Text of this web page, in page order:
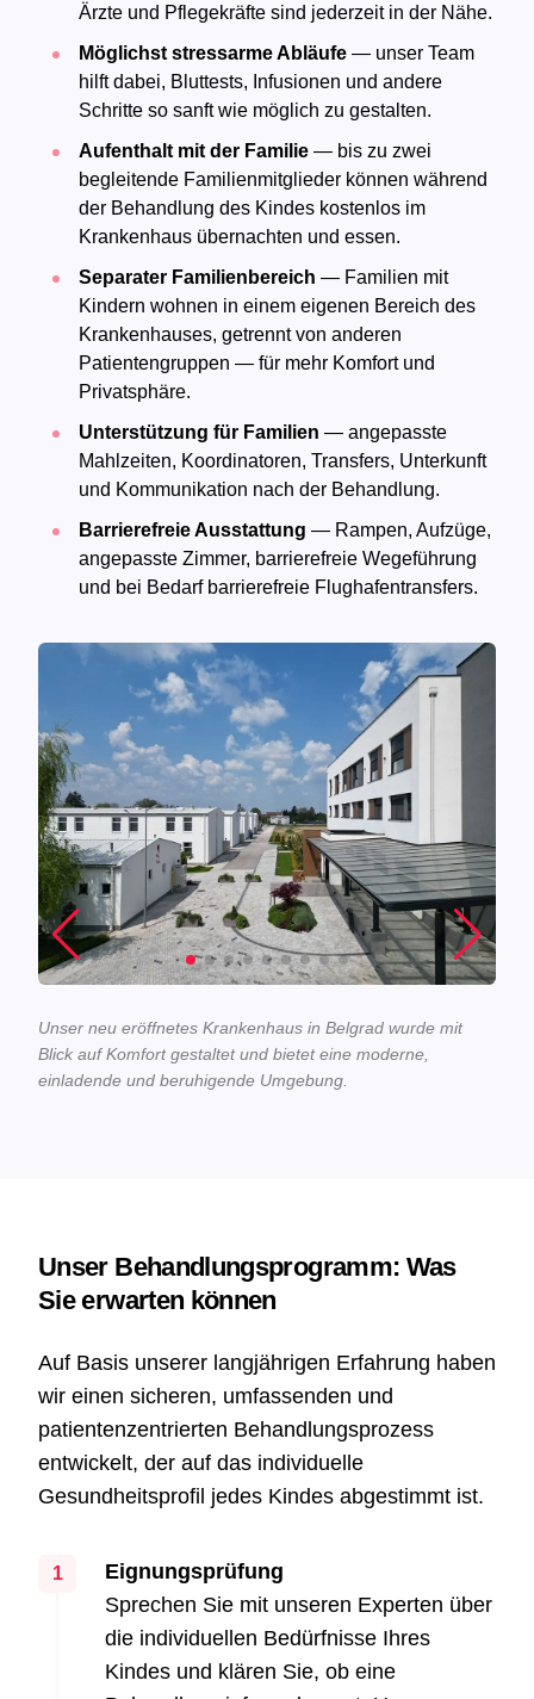
Ärzte und Pflegekräfte sind jederzeit in der Nähe.
Möglichst stressarme Abläufe — unser Team
hilft dabei, Bluttests, Infusionen und andere
Schritte so sanft wie möglich zu gestalten.
Aufenthalt mit der Familie — bis zu zwei
begleitende Familienmitglieder können während
der Behandlung des Kindes kostenlos im
Krankenhaus übernachten und essen.
Separater Familienbereich — Familien mit
Kindern wohnen in einem eigenen Bereich des
Krankenhauses, getrennt von anderen
Patientengruppen — für mehr Komfort und
Privatsphäre.
Unterstützung für Familien — angepasste
Mahlzeiten, Koordinatoren, Transfers, Unterkunft
und Kommunikation nach der Behandlung.
Barrierefreie Ausstattung — Rampen, Aufzüge,
angepasste Zimmer, barrierefreie Wegeführung
und bei Bedarf barrierefreie Flughafentransfers.
Unser neu eröffnetes Krankenhaus in Belgrad wurde mit
Blick auf Komfort gestaltet und bietet eine moderne,
einladende und beruhigende Umgebung.
Unser Behandlungsprogramm: Was
Sie erwarten können
Auf Basis unserer langjährigen Erfahrung haben
wir einen sicheren, umfassenden und
patientenzentrierten Behandlungsprozess
entwickelt, der auf das individuelle
Gesundheitsprofil jedes Kindes abgestimmt ist.
1
Eignungsprüfung
Sprechen Sie mit unseren Experten über
die individuellen Bedürfnisse Ihres
Kindes und klären Sie, ob eine